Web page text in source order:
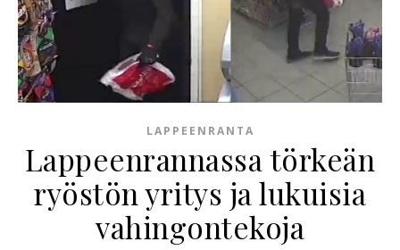
LAPPEENRANTA
Lappeenrannassa törkeän
ryöstön yritys ja lukuisia
vahingontekoja